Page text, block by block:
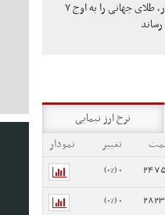
افت دلار، طلای جهانی را به اوج ۷
نرخ ارز نیمایی
تغییر
نمودار
0 (0%)
0 (0%)